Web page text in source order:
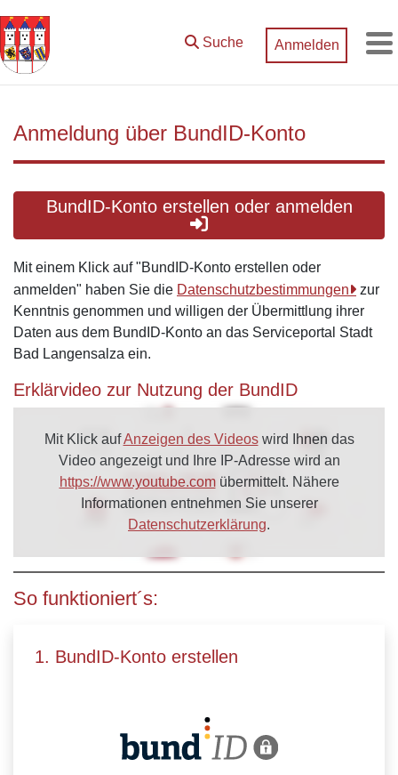
Zum Hauptinhalt springen
Suche Anmelden
Anmeldung über BundID-Konto
BundID-Konto erstellen oder anmelden
Mit einem Klick auf "BundID-Konto erstellen oder
anmelden" haben Sie die Datenschutzbestimmungen
zur
Kenntnis genommen und willigen der Übermittlung ihrer
Daten aus dem BundID-Konto an das Serviceportal Stadt
Bad Langensalza ein.
Erklärvideo zur Nutzung der BundID
Mit Klick aufAnzeigen des Videoswird Ihnen das
Video angezeigt und Ihre IP-Adresse wird an
https://www.youtube.comübermittelt. Nähere
Informationen entnehmen Sie unserer
Datenschutzerklärung.
So funktioniert´s:
1. BundID-Konto erstellen